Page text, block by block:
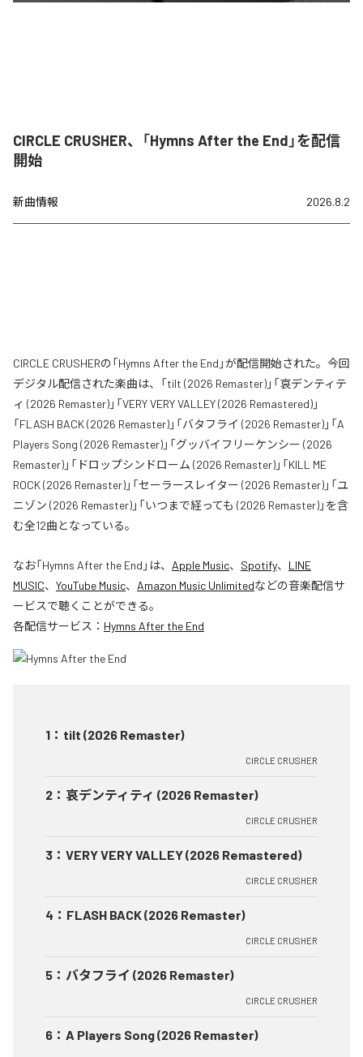
CIRCLE CRUSHER、「Hymns After the End」を配信
開始
新曲情報 2026.8.2
CIRCLE CRUSHERの「Hymns After the End」が配信開始された。今回
デジタル配信された楽曲は、「tilt (2026 Remaster)」「哀デンティテ
ィ (2026 Remaster)」「VERY VERY VALLEY (2026 Remastered)」
「FLASH BACK (2026 Remaster)」「バタフライ (2026 Remaster)」「A
Players Song (2026 Remaster)」「グッバイフリーケンシー (2026
Remaster)」「ドロップシンドローム (2026 Remaster)」「KILL ME
ROCK (2026 Remaster)」「セーラースレイター (2026 Remaster)」「ユ
ニゾン (2026 Remaster)」「いつまで経っても (2026 Remaster)」を含
む全12曲となっている。
なお「Hymns After the End 」は、 Apple Music、 Spotify、 LINE
MUSIC、 YouTube Music、 Amazon Music Unlimitedなどの音楽配信サ
ービスで聴くことができる。
各配信サービス： Hymns After the End
1 ： tilt (2026 Remaster)
CIRCLE CRUSHER
2 ： 哀デンティティ (2026 Remaster)
CIRCLE CRUSHER
3 ： VERY VERY VALLEY (2026 Remastered)
CIRCLE CRUSHER
4 ： FLASH BACK (2026 Remaster)
CIRCLE CRUSHER
5 ： バタフライ (2026 Remaster)
CIRCLE CRUSHER
6 ： A Players Song (2026 Remaster)